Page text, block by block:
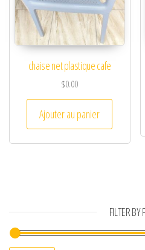
chaise net plastique cafe
$0.00
Ajouter au panier
FILTER BY